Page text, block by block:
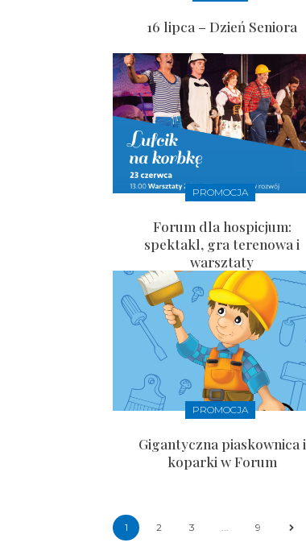
16 lipca – Dzień Seniora
PROMOCJA
Forum dla hospicjum:
spektakl, gra terenowa i
warsztaty
PROMOCJA
Gigantyczna piaskownica i
koparki w Forum
1 2 3 9